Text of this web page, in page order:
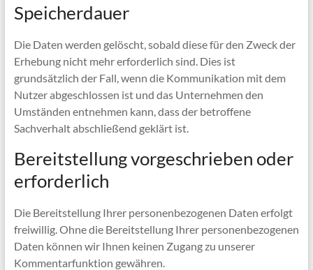
Speicherdauer
Die Daten werden gelöscht, sobald diese für den Zweck der
Erhebung nicht mehr erforderlich sind. Dies ist
grundsätzlich der Fall, wenn die Kommunikation mit dem
Nutzer abgeschlossen ist und das Unternehmen den
Umständen entnehmen kann, dass der betroffene
Sachverhalt abschließend geklärt ist.
Bereitstellung vorgeschrieben oder
erforderlich
Die Bereitstellung Ihrer personenbezogenen Daten erfolgt
freiwillig. Ohne die Bereitstellung Ihrer personenbezogenen
Daten können wir Ihnen keinen Zugang zu unserer
Kommentarfunktion gewähren.